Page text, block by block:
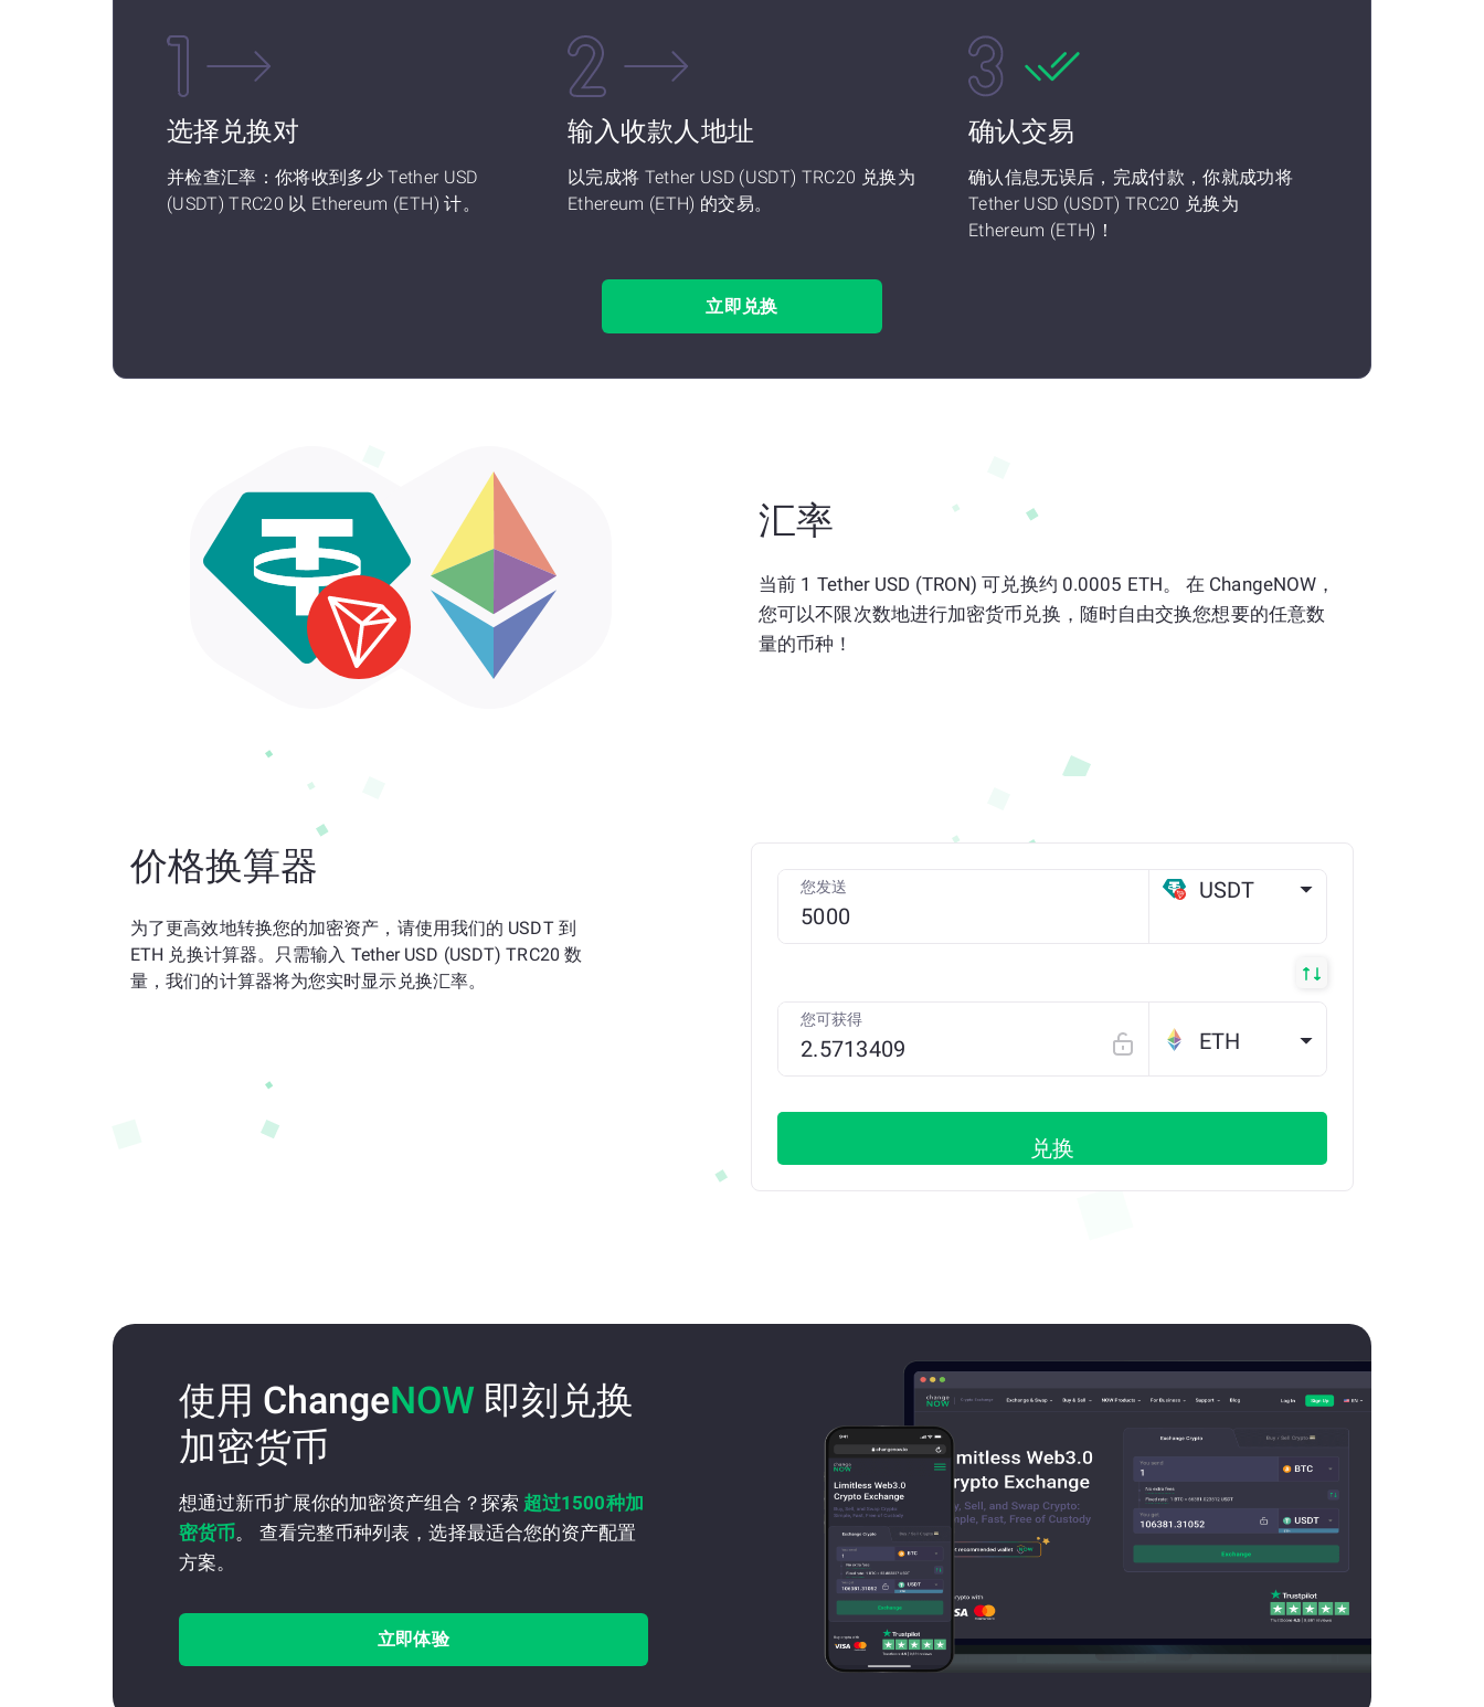
选择兑换对
并检查汇率：你将收到多少 Tether USD
(USDT) TRC20 以 Ethereum (ETH) 计。
输入收款人地址
以完成将 Tether USD (USDT) TRC20 兑换为
Ethereum (ETH) 的交易。
确认交易
确认信息无误后，完成付款，你就成功将
Tether USD (USDT) TRC20 兑换为
Ethereum (ETH)！
立即兑换
汇率
当前 1 Tether USD (TRON) 可兑换约 0.0005 ETH。 在 ChangeNOW，
您可以不限次数地进行加密货币兑换，随时自由交换您想要的任意数
量的币种！
价格换算器
为了更高效地转换您的加密资产，请使用我们的 USDT 到
ETH 兑换计算器。只需输入 Tether USD (USDT) TRC20 数
量，我们的计算器将为您实时显示兑换汇率。
您发送 USDT
您可获得
ETH
兑换
使用 ChangeNOW 即刻兑换
加密货币
想通过新币扩展你的加密资产组合？探索 超过1500种加
密货币。 查看完整币种列表，选择最适合您的资产配置
方案。
立即体验